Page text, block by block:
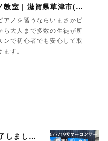
いまさかピアノ教室 | 滋賀県草津市(南草津)のピアノ教室
アノを習うならいまさかピ
ら大人まで多数の生徒が所
ンで初心者でも安心して取
す。
2026サマーコンサート無事終了しました。